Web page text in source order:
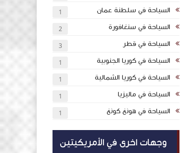
السياحة في سلطنة عمان 1
السياحة في سنغافورة 2
السياحة في قطر 3
السياحة في كوريا الجنوبية 1
السياحة في كوريا الشمالية 1
السياحة في ماليزيا 1
السياحة في هونغ كونغ 1
وجهات اخرى في الأمريكيتين